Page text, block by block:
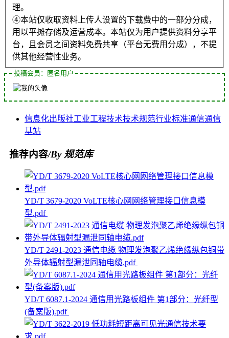
理。
④本站仅收取资料上传人设置的下载费中的一部分分成，
用以平摊存储及运营成本。本站仅为用户提供资料分享平
台，且会员之间资料免费共享（平台无费用分成），不提
供其他经营性业务。
投稿会员：匿名用户
信息化出版社工业工程技术技术规范行业标准通信通信
基站
推荐内容/By 规范库
YD/T 3679-2020 VoLTE核心网网络管理接口信息模
型.pdf
YD/T 2491-2023 通信电缆 物理发泡聚乙烯绝缘纵包铜带
外导体辐射型漏泄同轴电缆.pdf
YD/T 6087.1-2024 通信用光路板组件 第1部分：光纤型
(备案版).pdf